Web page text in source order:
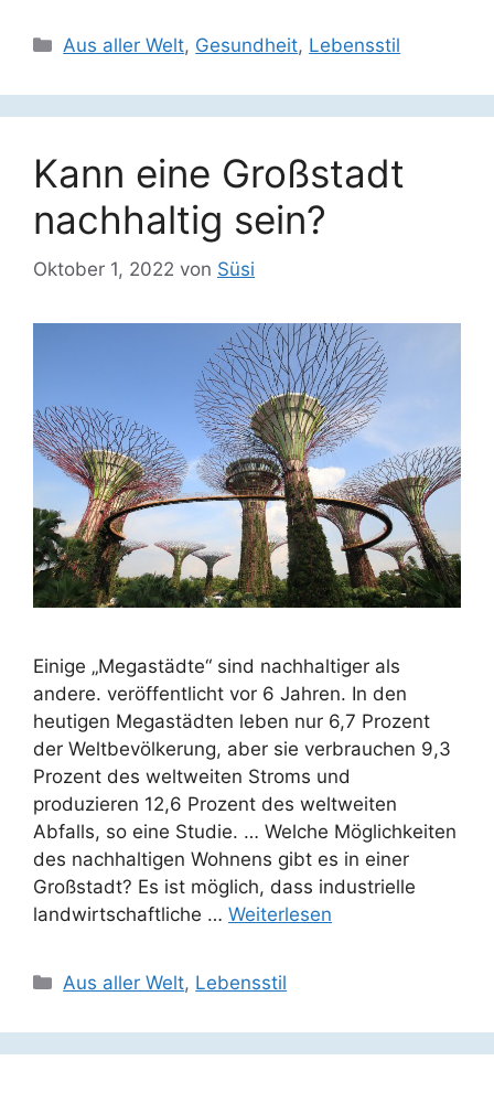
Kategorien
Aus aller Welt, Gesundheit, Lebensstil
Kann eine Großstadt
nachhaltig sein?
Oktober 1, 2022 von Süsi
Einige „Megastädte“ sind nachhaltiger als
andere. veröffentlicht vor 6 Jahren. In den
heutigen Megastädten leben nur 6,7 Prozent
der Weltbevölkerung, aber sie verbrauchen 9,3
Prozent des weltweiten Stroms und
produzieren 12,6 Prozent des weltweiten
Abfalls, so eine Studie. … Welche Möglichkeiten
des nachhaltigen Wohnens gibt es in einer
Großstadt? Es ist möglich, dass industrielle
landwirtschaftliche … Weiterlesen
Kategorien
Aus aller Welt, Lebensstil